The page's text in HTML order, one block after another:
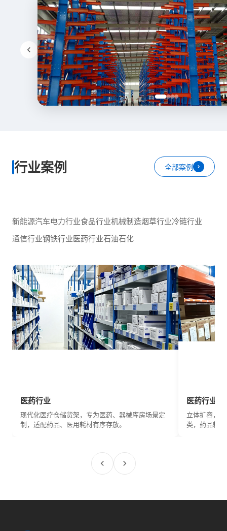
行业案例 全部案例
新能源汽车电力行业食品行业机械制造烟草行业冷链行业
通信行业钢铁行业医药行业石油石化
医药行业
现代化医疗仓储货架，专为医药、器械库房场景定
制，适配药品、医用耗材有序存放。
医药行业
立体扩容，
类，药品耗